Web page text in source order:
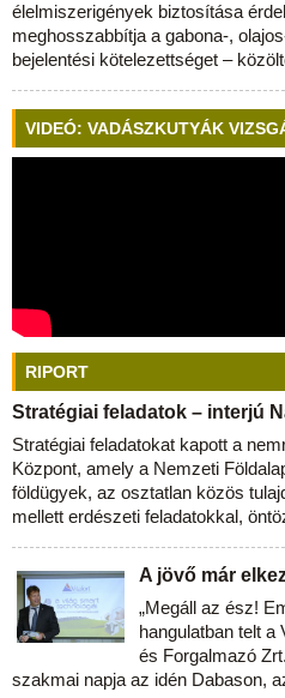
élelmiszerigények biztosítása
meghosszabbítja a gabona-,
bejelentési kötelezettséget –
VIDEÓ: VADÁSZKUTYÁK
RIPORT
Stratégiai feladatok – interjú
Stratégiai feladatokat kapott a
Központ, amely a Nemzeti
földügyek, az osztatlan közös
mellett erdészeti feladatokkal,
A jövő már
„Megáll az ész!
hangulatban telt a
és Forgalmazó
szakmai napja az idén Dabason,